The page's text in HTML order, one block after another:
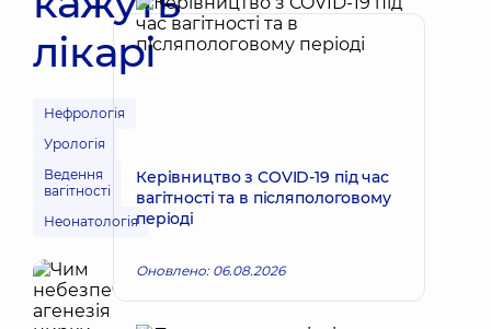
лікарі
Нефрологія
Урологія
Ведення
вагітності
Неонатологія
Керівництво з COVID-19 під час
вагітності та в післяпологовому
періоді
Оновлено: 06.08.2026